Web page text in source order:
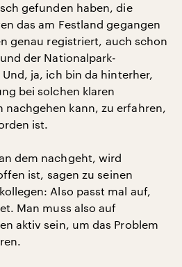
gefunden haben, die
das am Festland gegangen
genau registriert, auch schon
der Nationalpark-
ja, ich bin da hinterher,
bei solchen klaren
nachgehen kann, zu erfahren,
ist.
dem nachgeht, wird
ist, sagen zu seinen
Also passt mal auf,
Man muss also auf
aktiv sein, um das Problem